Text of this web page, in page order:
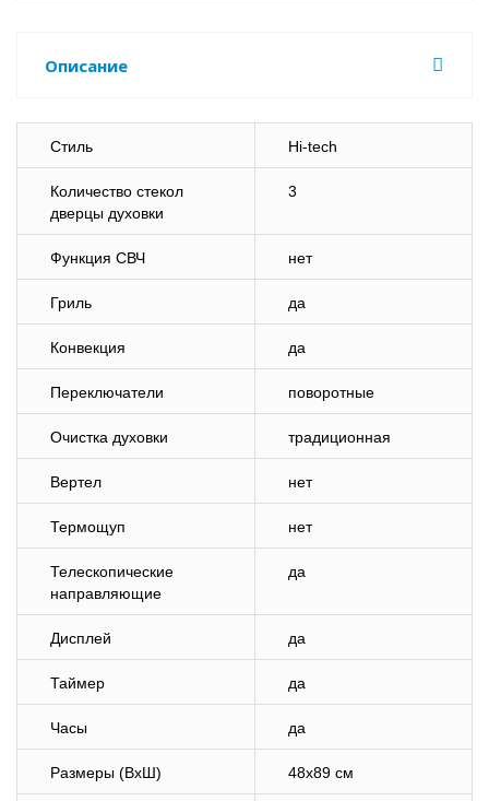
Описание
Стиль Hi-tech
Количество стекол
дверцы духовки
3
Функция СВЧ нет
Гриль да
Конвекция да
Переключатели поворотные
Очистка духовки традиционная
Вертел нет
Термощуп нет
Телескопические
направляющие
да
Дисплей да
Таймер да
Часы да
Размеры (ВхШ) 48х89 см